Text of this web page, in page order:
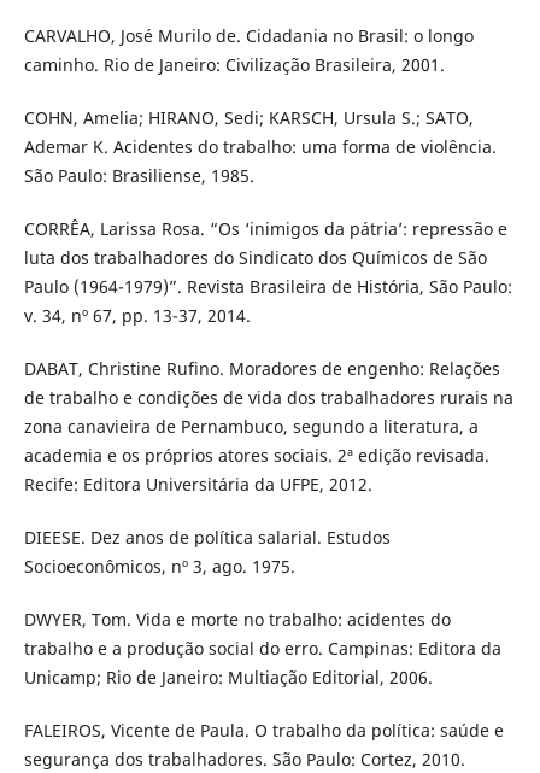
CARVALHO, José Murilo de. Cidadania no Brasil: o longo
caminho. Rio de Janeiro: Civilização Brasileira, 2001.
COHN, Amelia; HIRANO, Sedi; KARSCH, Ursula S.; SATO,
Ademar K. Acidentes do trabalho: uma forma de violência.
São Paulo: Brasiliense, 1985.
CORRÊA, Larissa Rosa. “Os ‘inimigos da pátria’: repressão e
luta dos trabalhadores do Sindicato dos Químicos de São
Paulo (1964-1979)”. Revista Brasileira de História, São Paulo:
v. 34, nº 67, pp. 13-37, 2014.
DABAT, Christine Rufino. Moradores de engenho: Relações
de trabalho e condições de vida dos trabalhadores rurais na
zona canavieira de Pernambuco, segundo a literatura, a
academia e os próprios atores sociais. 2ª edição revisada.
Recife: Editora Universitária da UFPE, 2012.
DIEESE. Dez anos de política salarial. Estudos
Socioeconômicos, nº 3, ago. 1975.
DWYER, Tom. Vida e morte no trabalho: acidentes do
trabalho e a produção social do erro. Campinas: Editora da
Unicamp; Rio de Janeiro: Multiação Editorial, 2006.
FALEIROS, Vicente de Paula. O trabalho da política: saúde e
segurança dos trabalhadores. São Paulo: Cortez, 2010.